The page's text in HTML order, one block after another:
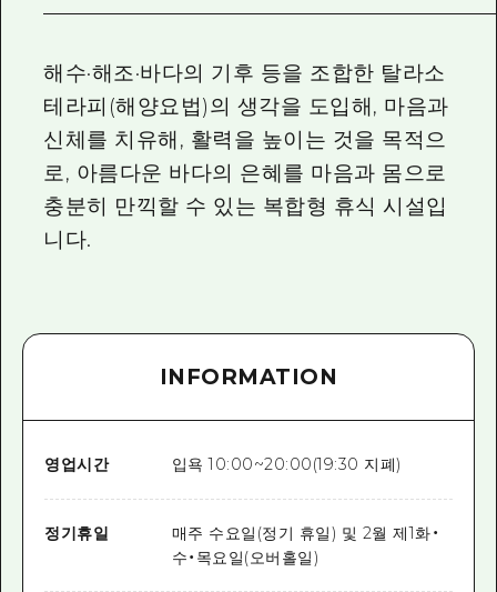
해수·해조·바다의 기후 등을 조합한 탈라소
테라피(해양요법)의 생각을 도입해, 마음과
신체를 치유해, 활력을 높이는 것을 목적으
로, 아름다운 바다의 은혜를 마음과 몸으로
충분히 만끽할 수 있는 복합형 휴식 시설입
니다.
INFORMATION
영업시간 입욕 10:00~20:00(19:30 지폐)
정기휴일
매주 수요일(정기 휴일) 및 2월 제1화・
수・목요일(오버홀일)